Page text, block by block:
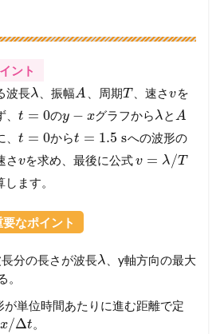
ント
波長λ 、振幅A 、周期T 、速さvを
t = 0のy − xグラフからλと A
t = 0からt = 1.5 sへの波形の
さvを求め、最後に公式v = λ/T
します。
なポイント
分の長さが波長λ 、y軸方向の最大
。
が単位時間あたりに進む距離で定
x/Δt。